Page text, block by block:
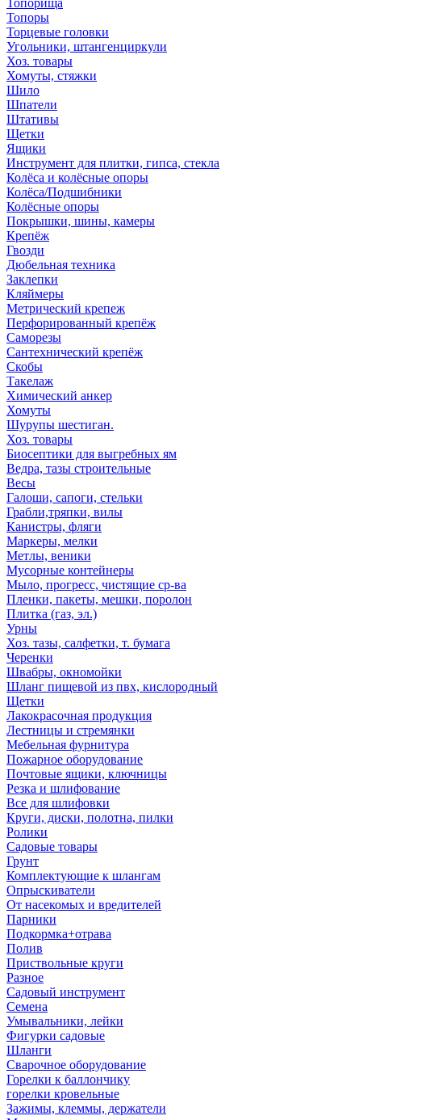
Топорища
Топоры
Торцевые головки
Угольники, штангенциркули
Хоз. товары
Хомуты, стяжки
Шило
Шпатели
Штативы
Щетки
Ящики
Инструмент для плитки, гипса, стекла
Колёса и колёсные опоры
Колёса/Подшибники
Колёсные опоры
Покрышки, шины, камеры
Крепёж
Гвозди
Дюбельная техника
Заклепки
Кляймеры
Метрический крепеж
Перфорированный крепёж
Саморезы
Сантехнический крепёж
Скобы
Такелаж
Химический анкер
Хомуты
Шурупы шестиган.
Хоз. товары
Биосептики для выгребных ям
Ведра, тазы строительные
Весы
Галоши, сапоги, стельки
Грабли,тряпки, вилы
Канистры, фляги
Маркеры, мелки
Метлы, веники
Мусорные контейнеры
Мыло, прогресс, чистящие ср-ва
Пленки, пакеты, мешки, поролон
Плитка (газ, эл.)
Урны
Хоз. тазы, салфетки, т. бумага
Черенки
Швабры, окномойки
Шланг пищевой из пвх, кислородный
Щетки
Лакокрасочная продукция
Лестницы и стремянки
Мебельная фурнитура
Пожарное оборудование
Почтовые ящики, ключницы
Резка и шлифование
Все для шлифовки
Круги, диски, полотна, пилки
Ролики
Садовые товары
Грунт
Комплектующие к шлангам
Опрыскиватели
От насекомых и вредителей
Парники
Подкормка+отрава
Полив
Приствольные круги
Разное
Садовый инструмент
Семена
Умывальники, лейки
Фигурки садовые
Шланги
Сварочное оборудование
Горелки к баллончику
горелки кровельные
Зажимы, клеммы, держатели